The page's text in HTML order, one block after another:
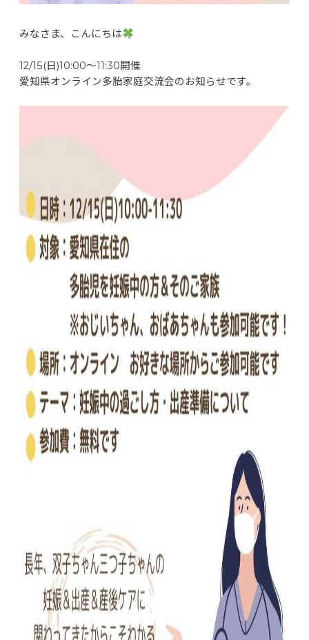
みなさま、こんにちは
12/15(日)10:00〜11:30開催
愛知県オンライン多胎家庭交流会のお知らせです。